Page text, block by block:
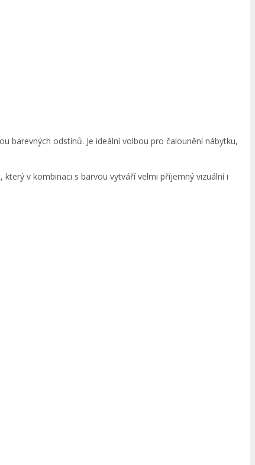
odstínů. Je ideální volbou pro čalounění nábytku,
v kombinaci s barvou vytváří velmi příjemný vizuální i